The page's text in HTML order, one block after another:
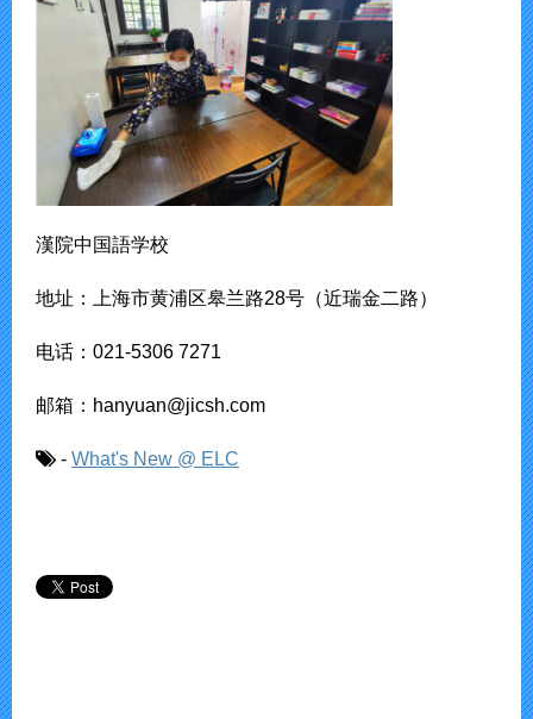
漢院中国語学校
地址：上海市黄浦区皋兰路28号（近瑞金二路）
电话：021-5306 7271
邮箱：hanyuan@jicsh.com
- What's New @ ELC